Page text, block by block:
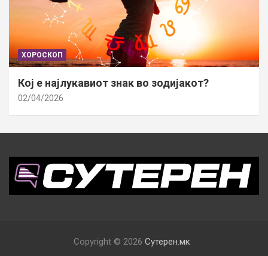
ХОРОСКОП
Кој е најлукавиот знак во зодијакот?
02/04/2026
Copyright © 2026 Сутерен.мк